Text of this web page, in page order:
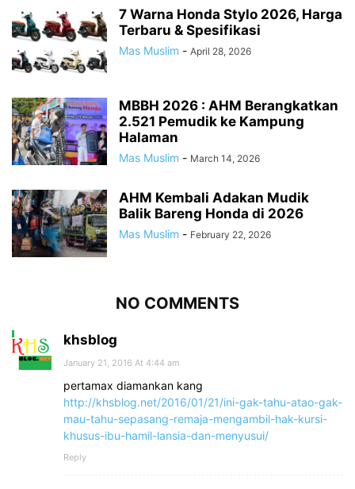
7 Warna Honda Stylo 2026, Harga
Terbaru & Spesifikasi
Mas Muslim - April 28, 2026
MBBH 2026 : AHM Berangkatkan
2.521 Pemudik ke Kampung
Halaman
Mas Muslim - March 14, 2026
AHM Kembali Adakan Mudik
Balik Bareng Honda di 2026
Mas Muslim - February 22, 2026
NO COMMENTS
khsblog
January 21, 2016 At 4:44 am
pertamax diamankan kang
http://khsblog.net/2016/01/21/ini-gak-tahu-atao-gak-
mau-tahu-sepasang-remaja-mengambil-hak-kursi-
khusus-ibu-hamil-lansia-dan-menyusui/
Reply